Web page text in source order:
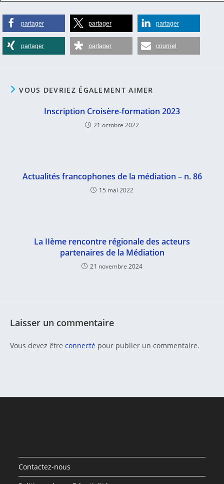
partager partager partager
partager partager courriel
VOUS DEVRIEZ ÉGALEMENT AIMER
Inscription Croisère-formation 2023
21 octobre 2022
Actualités francophones de la médiation – n. 86
15 mai 2022
La IIème rencontre régionale des acteurs
partenaires de la Médiation
21 novembre 2024
Laisser un commentaire
Vous devez être connecté pour publier un commentaire.
Contactez-nous